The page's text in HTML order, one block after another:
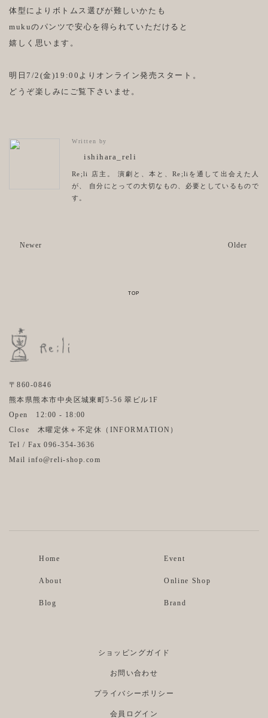
体型によりボトムス選びが難しいかたも
mukuのパンツで安心を得られていただけると
嬉しく思います。
明日7/2(金)19:00よりオンライン発売スタート。
どうぞ楽しみにご覧下さいませ。
Written by
ishihara_reli
Re;li 店主。 演劇と、本と、Re;liを通して出会えた人
が、 自分にとっての大切なもの、必要としているもので
す。
Newer Older
〒860-0846
熊本県熊本市中央区城東町5-56 翠ビル1F
Open 12:00 - 18:00
Close 木曜定休＋不定休（ INFORMATION ）
Tel / Fax 096-354-3636
Mail info@reli-shop.com
Home
About
Blog
Event
Online Shop
Brand
ショッピングガイド
お問い合わせ
プライバシーポリシー
会員ログイン